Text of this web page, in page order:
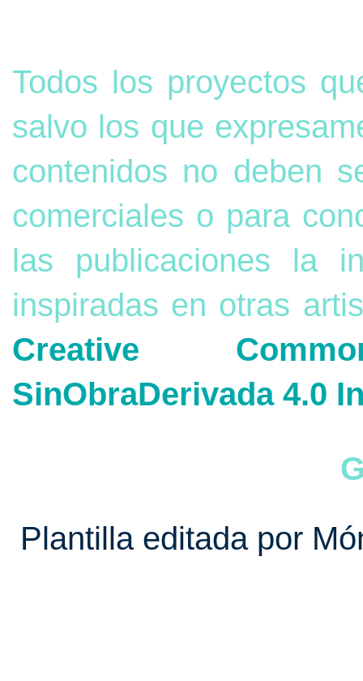
Todos los proyectos
salvo los que
contenidos no deben
comerciales o para
las publicaciones la
inspiradas en otras
Creative
SinObraDerivada 4.0
Plantilla editada por